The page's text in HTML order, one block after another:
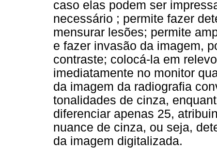
caso elas podem ser
necessário ; permite fazer
mensurar lesões; permite
e fazer invasão da imagem,
contraste; colocá-la em
imediatamente no monitor
da imagem da radiografia
tonalidades de cinza,
diferenciar apenas 25,
nuance de cinza, ou seja,
da imagem digitalizada.